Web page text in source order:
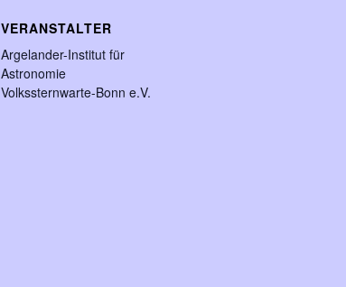
VERANSTALTER
Argelander-Institut für
Astronomie
Volkssternwarte-Bonn e.V.